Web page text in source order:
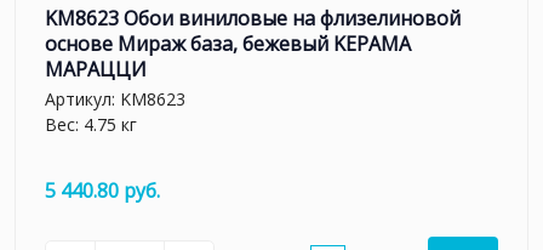
KM8623 Обои виниловые на флизелиновой
основе Мираж база, бежевый KЕРАМА
МАРАЦЦИ
Артикул: KM8623
Вес: 4.75 кг
5 440.80 руб.